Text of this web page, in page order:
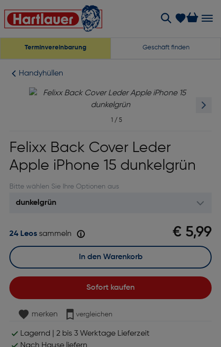
Terminvereinbarung Geschäft finden
Handyhüllen
1 / 5
Felixx Back Cover Leder
Apple iPhone 15 dunkelgrün
Bitte wählen Sie Ihre Optionen aus
€ 5,99
24 Leossammeln
Sofort kaufen
In den Warenkorb
merken vergleichen
Lagernd | 2 bis 3 Werktage Lieferzeit